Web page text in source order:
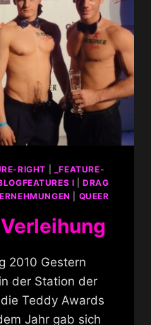
RIGHT
_FEATURE-
I |DRAG
QUEER
2010 Gestern
der Station der
Teddy Awards
Jahr gab sich